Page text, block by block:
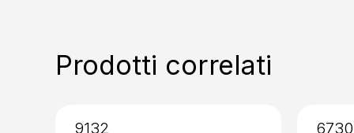
Prodotti correlati
9132 6730